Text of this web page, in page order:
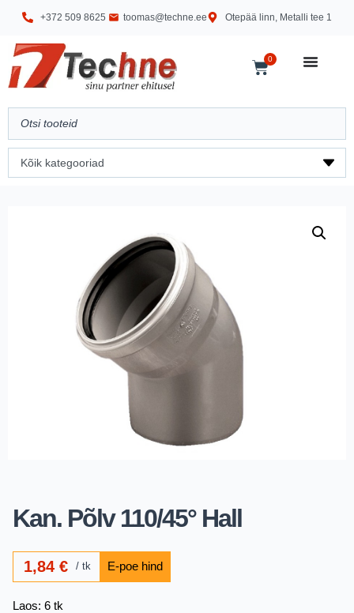
+372 509 8625 toomas@techne.ee Otepää linn, Metalli tee 1
0
Kan. Põlv 110/45° Hall
1,84€ tk
Laos: 6 tk